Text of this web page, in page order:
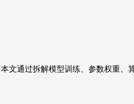
通过拆解模型训练、参数权重